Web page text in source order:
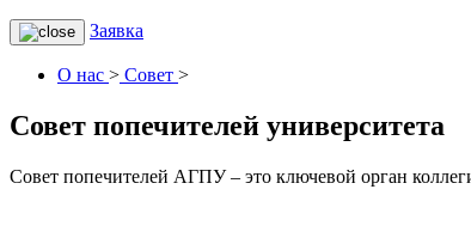
Заявка
О нас > Совет >
Совет попечителей университета
Совет попечителей АГПУ – это ключевой орган